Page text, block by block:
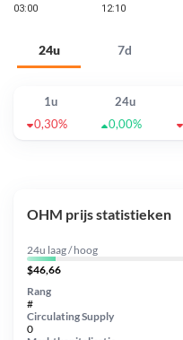
24u 7d
1u 24u
0,30%
0,00%
OHM prijs statistieken
24u laag / hoog
$46,66
Circulating Supply
0
Rang
#